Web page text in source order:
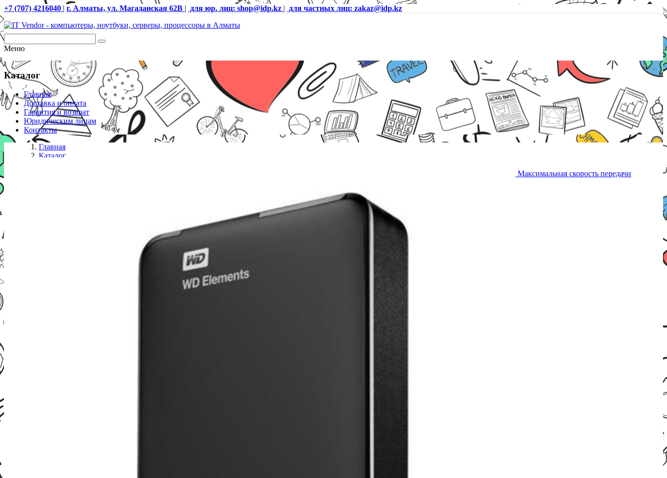
+7 (707) 4216040 | г. Алматы, ул. Магаданская 62В | для юр. лиц: shop@idp.kz | для частных лиц: zakaz@idp.kz
Меню
Каталог
Главная
Доставка и оплата
Гарантия и возврат
Юридическим лицам
Контакты
Главная
Каталог
Внешний HDD Western Digital 2Tb Elements SE Portable 2.5* WDBU6Y0020BBK-WESN USB3.0 Black. Большая емкость в изящном корпусе. Максимальная скорость передачи